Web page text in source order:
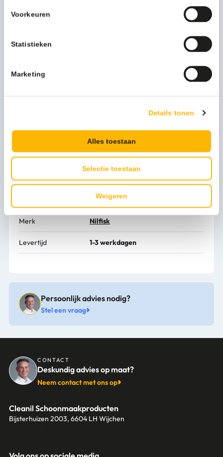
Voorkeuren
Statistieken
Marketing
Details tonen
Alles toestaan
Selectie toestaan
Weigeren
• Concurrerend geprijsd: door Nilfisk geproduceerde
• Uitstekende prestaties: laag geluidsniveau en uitstekende
balans
• Breed aanbod accessoires: simpeler en eenvoudiger in
bedieningsstang
en verbeterde veiligheid
• Een compleet assortiment optionele accessoires voor
reinigingstaak
Meer productinformatie
Merk Nilfisk
Levertijd 1-3 werkdagen
Persoonlijk advies nodig?
Stel een vraag
CONTACT
Deskundig advies op maat?
Neem contact met ons op
Cleanil Schoonmaakproducten
Bijsterhuizen 2003, 6604 LH Wijchen